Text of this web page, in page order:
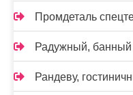
Промдеталь
Радужный, банный
Рандеву,